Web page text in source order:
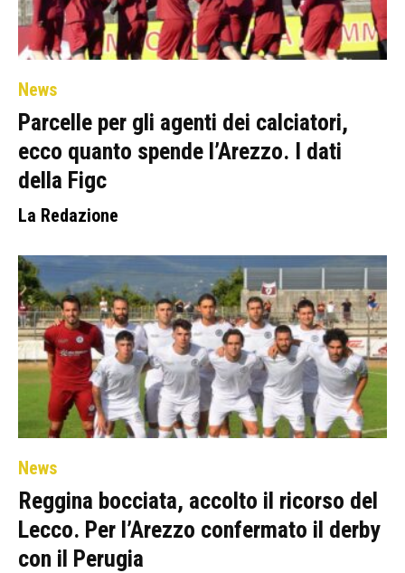
News
Parcelle per gli agenti dei calciatori,
ecco quanto spende l’Arezzo. I dati
della Figc
La Redazione
News
Reggina bocciata, accolto il ricorso del
Lecco. Per l’Arezzo confermato il derby
con il Perugia